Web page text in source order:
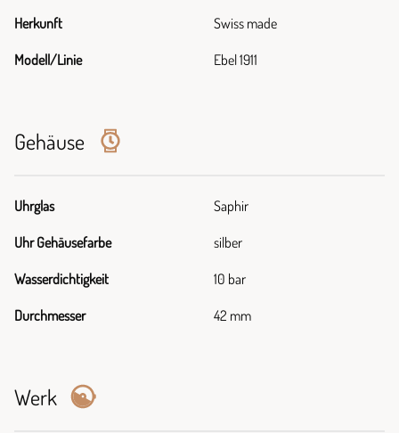
Herkunft Swiss made
Modell/Linie Ebel 1911
Gehäuse
Uhrglas Saphir
Uhr Gehäusefarbe silber
Wasserdichtigkeit 10 bar
Durchmesser 42 mm
Werk